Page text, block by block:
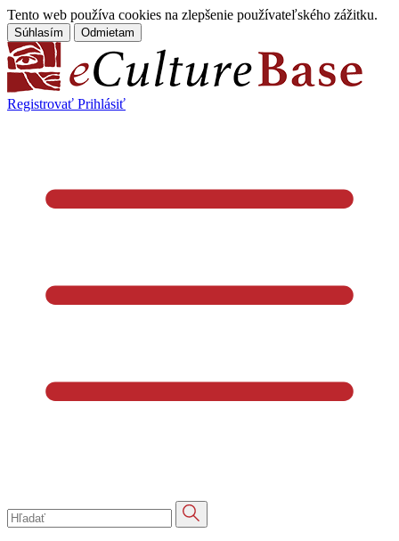
Tento web používa cookies na zlepšenie používateľského zážitku.
Súhlasím Odmietam
Registrovať Prihlásiť